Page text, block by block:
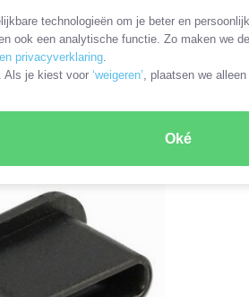
technologieën om je beter en
ook een analytische functie. Zo maken we
privacyverklaring.
Als je kiest voor ‘weigeren’, plaatsen we
Oké
(10 stuks) / zwart